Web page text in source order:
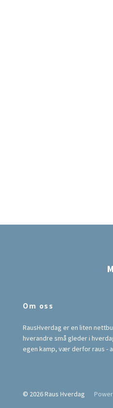
Om oss
RausHverdag er en liten
hverandre små gleder i
egen kamp, vær derfor raus -
© 2026 Raus Hverdag